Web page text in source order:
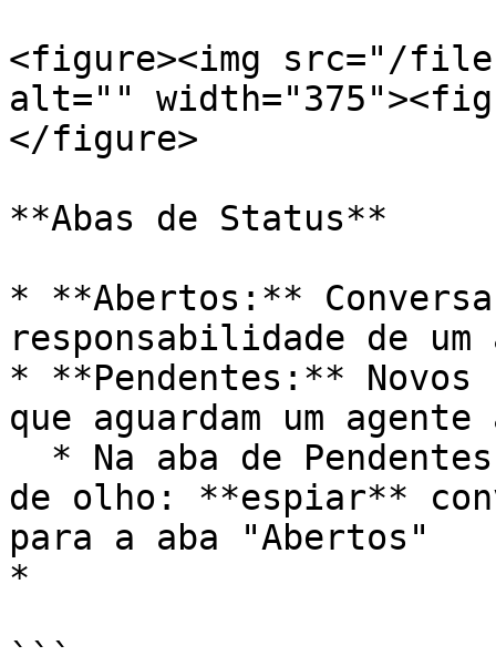
<figure><img src="/
alt=""
</figure>
**Abas de Status**
* **Abertos:**
responsabilidade de um
* **Pendentes:**
que aguardam um
de olho: **espiar**
para a aba "Abertos"
*